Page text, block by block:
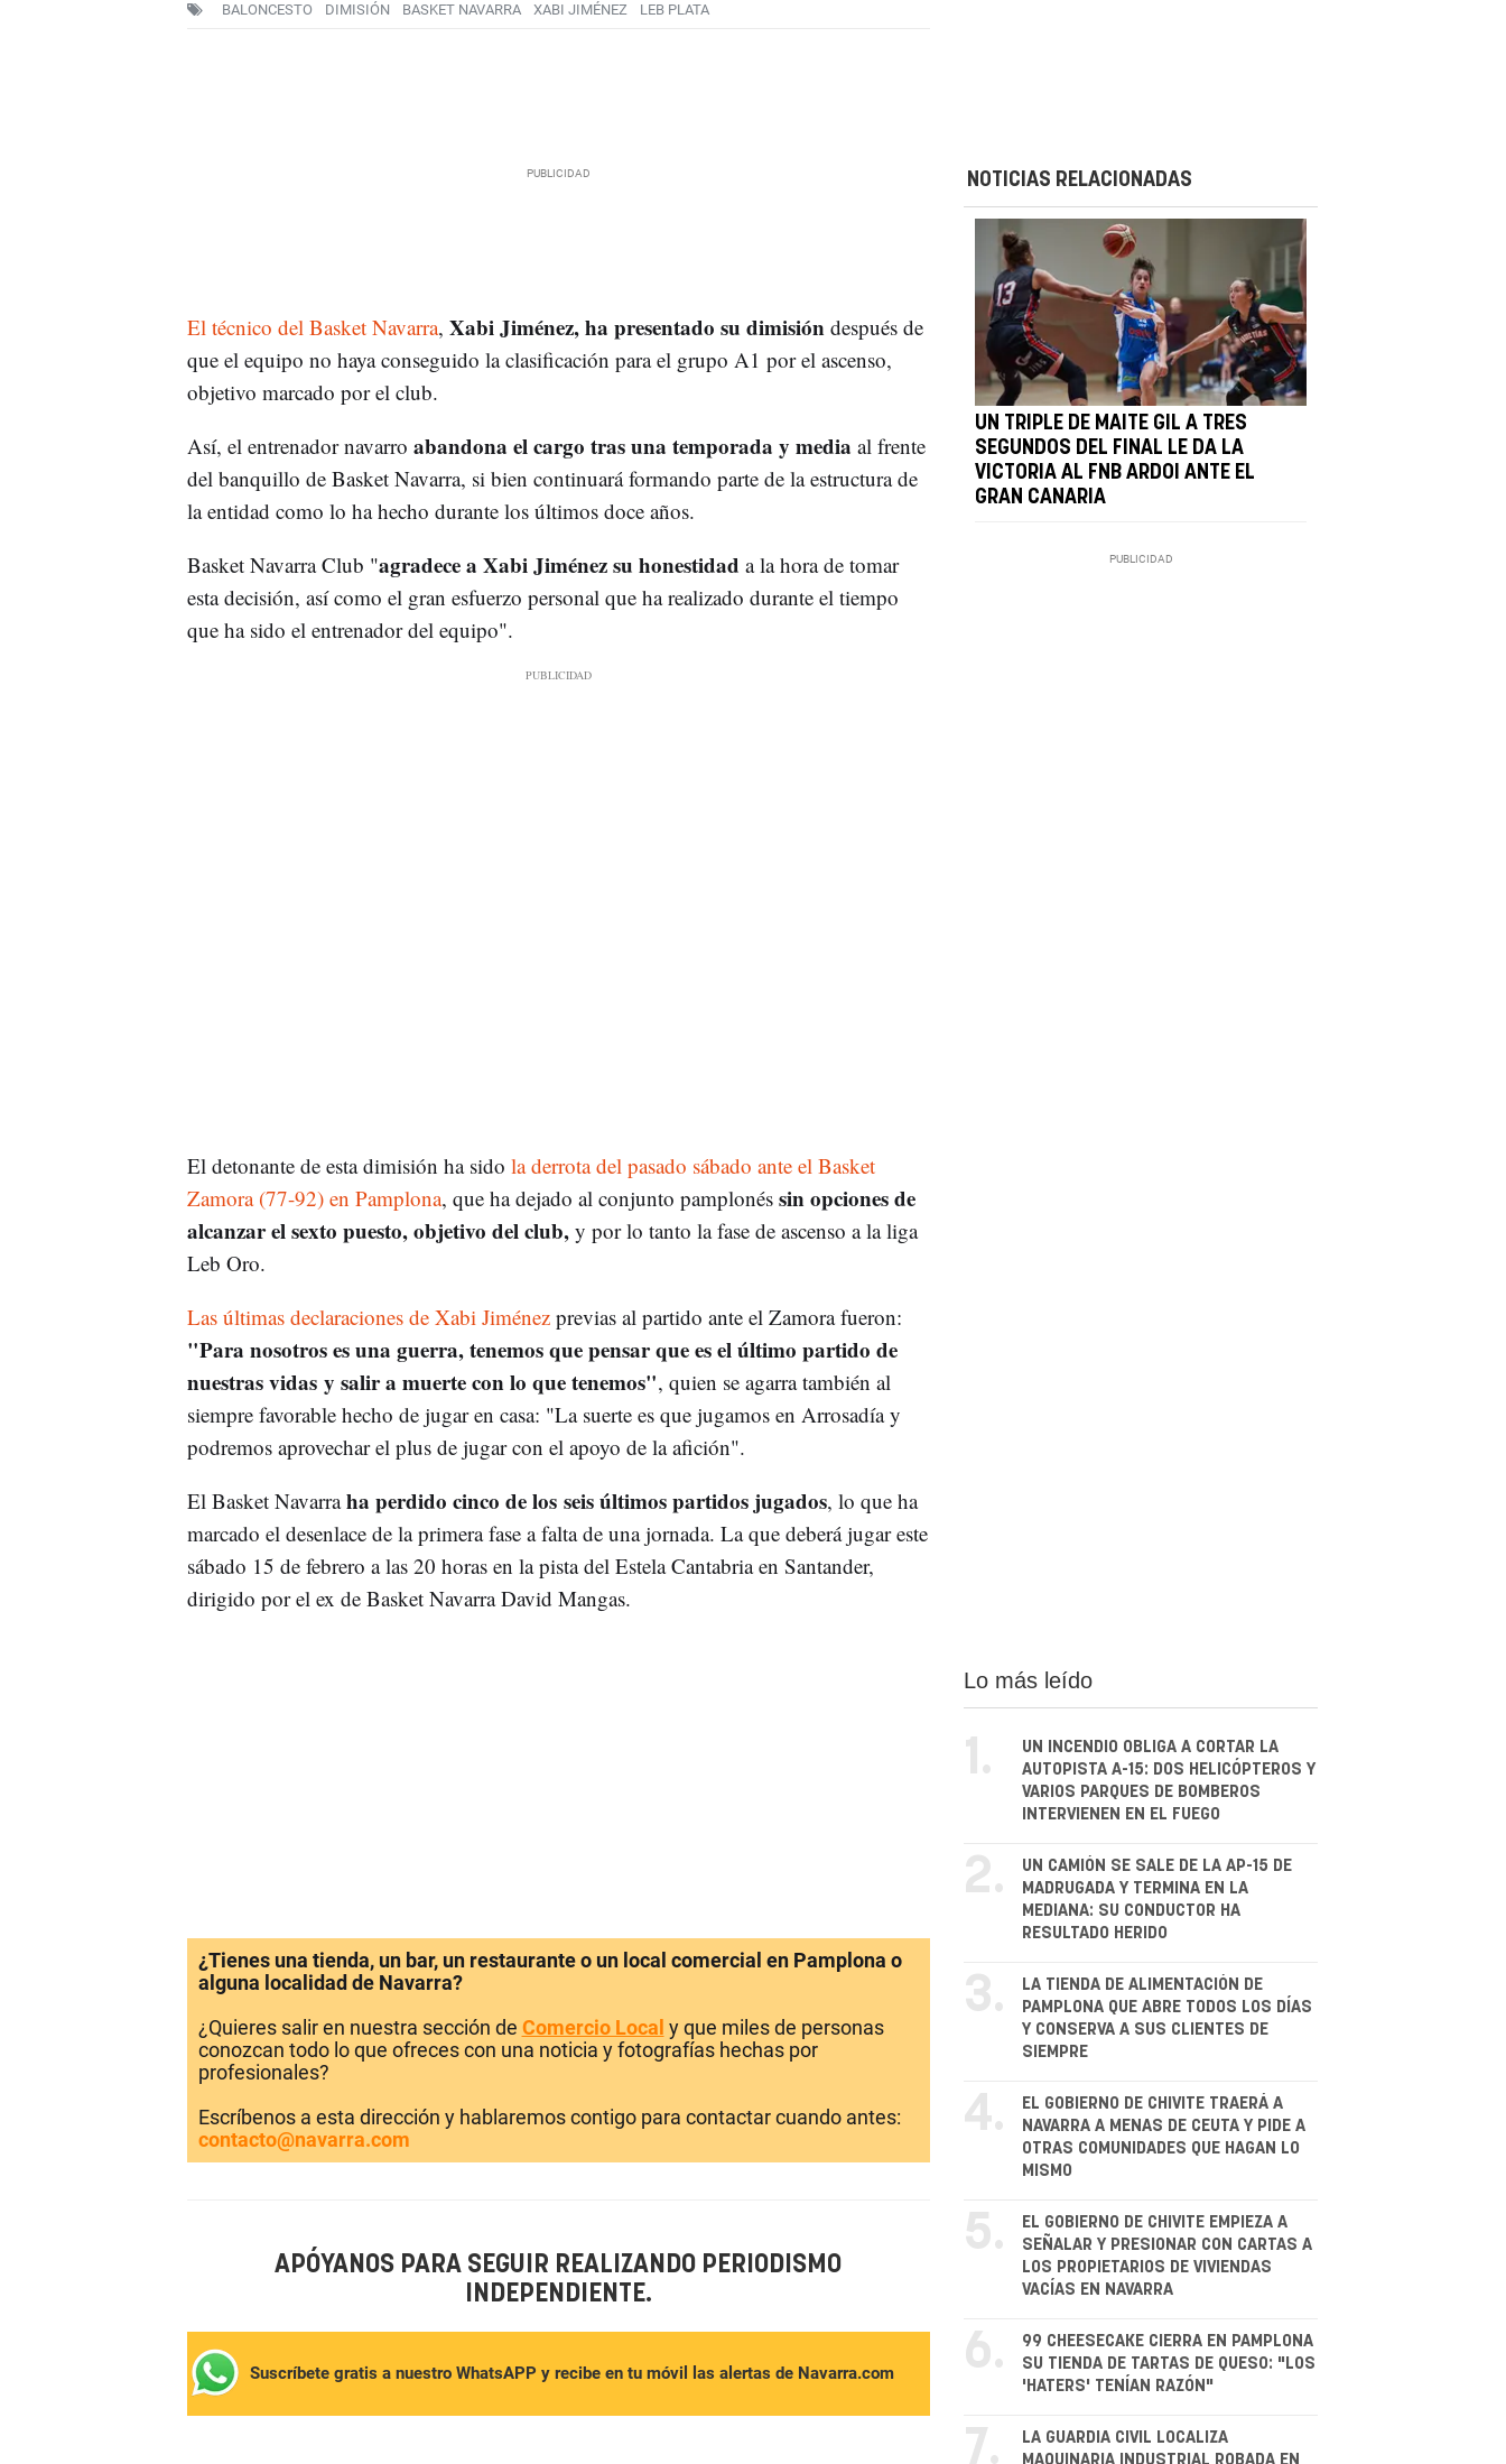
BALONCESTO DIMISIÓN BASKET NAVARRA XABI JIMÉNEZ LEB PLATA
El técnico del Basket Navarra, Xabi Jiménez, ha presentado su dimisión después de
que el equipo no haya conseguido la clasificación para el grupo A1 por el ascenso,
objetivo marcado por el club.
Así, el entrenador navarro abandona el cargo tras una temporada y media al frente
del banquillo de Basket Navarra, si bien continuará formando parte de la estructura de
la entidad como lo ha hecho durante los últimos doce años.
Basket Navarra Club "agradece a Xabi Jiménez su honestidad a la hora de tomar
esta decisión, así como el gran esfuerzo personal que ha realizado durante el tiempo
que ha sido el entrenador del equipo".
El detonante de esta dimisión ha sido la derrota del pasado sábado ante el Basket
Zamora (77-92) en Pamplona, que ha dejado al conjunto pamplonés sin opciones de
alcanzar el sexto puesto, objetivo del club,y por lo tanto la fase de ascenso a la liga
Leb Oro.
Las últimas declaraciones de Xabi Jiménezprevias al partido ante el Zamora fueron:
"Para nosotros es una guerra, tenemos que pensar que es el último partido de
nuestras vidas y salir a muerte con lo que tenemos", quien se agarra también al
siempre favorable hecho de jugar en casa: "La suerte es que jugamos en Arrosadía y
podremos aprovechar el plus de jugar con el apoyo de la afición".
El Basket Navarraha perdido cinco de los seis últimos partidos jugados, lo que ha
marcado el desenlace de la primera fase a falta de una jornada. La que deberá jugar este
sábado 15 de febrero a las 20 horas en la pista del Estela Cantabria en Santander,
dirigido por el ex de Basket Navarra David Mangas.
NOTICIAS RELACIONADAS
UN TRIPLE DE MAITE GIL A TRES
SEGUNDOS DEL FINAL LE DA LA
VICTORIA AL FNB ARDOI ANTE EL
GRAN CANARIA
¿Tienes una tienda, un bar, un restaurante o un local comercial en Pamplona o
alguna localidad de Navarra?
¿Quieres salir en nuestra sección de Comercio Local y que miles de personas
conozcan todo lo que ofreces con una noticia y fotografías hechas por
profesionales?
Escríbenos a esta dirección y hablaremos contigo para contactar cuando antes:
contacto@navarra.com
APÓYANOS PARA SEGUIR REALIZANDO PERIODISMO
INDEPENDIENTE.
Suscríbete gratis a nuestro WhatsAPP y recibe en tu móvil las alertas de Navarra.com
Lo más leído
1.
UN INCENDIO OBLIGA A CORTAR LA
AUTOPISTA A-15: DOS HELICÓPTEROS Y
VARIOS PARQUES DE BOMBEROS
INTERVIENEN EN EL FUEGO
2.
UN CAMIÓN SE SALE DE LA AP-15 DE
MADRUGADA Y TERMINA EN LA
MEDIANA: SU CONDUCTOR HA
RESULTADO HERIDO
3.
LA TIENDA DE ALIMENTACIÓN DE
PAMPLONA QUE ABRE TODOS LOS DÍAS
Y CONSERVA A SUS CLIENTES DE
SIEMPRE
4.
EL GOBIERNO DE CHIVITE TRAERÁ A
NAVARRA A MENAS DE CEUTA Y PIDE A
OTRAS COMUNIDADES QUE HAGAN LO
MISMO
5.
EL GOBIERNO DE CHIVITE EMPIEZA A
SEÑALAR Y PRESIONAR CON CARTAS A
LOS PROPIETARIOS DE VIVIENDAS
VACÍAS EN NAVARRA
6.
99 CHEESECAKE CIERRA EN PAMPLONA
SU TIENDA DE TARTAS DE QUESO: "LOS
'HATERS' TENÍAN RAZÓN"
7.
LA GUARDIA CIVIL LOCALIZA
MAQUINARIA INDUSTRIAL ROBADA EN